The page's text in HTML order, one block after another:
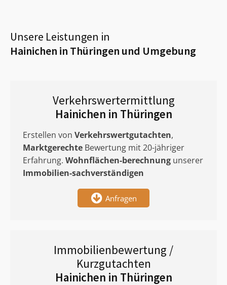
Unsere Leistungen in
Hainichen in Thüringen und Umgebung
Verkehrswertermittlung
Hainichen in Thüringen
Erstellen von Verkehrswertgutachten,
Marktgerechte Bewertung mit 20-jähriger
Erfahrung. Wohnflächen-berechnung unserer
Immobilien-sachverständigen
Anfragen
Immobilienbewertung /
Kurzgutachten
Hainichen in Thüringen